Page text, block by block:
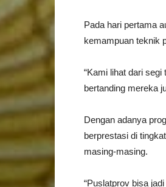
Pada hari pertama
kemampuan teknik
“Kami lihat dari
bertanding mereka
Dengan adanya
berprestasi di
masing-masing.
“Puslatprov bisa